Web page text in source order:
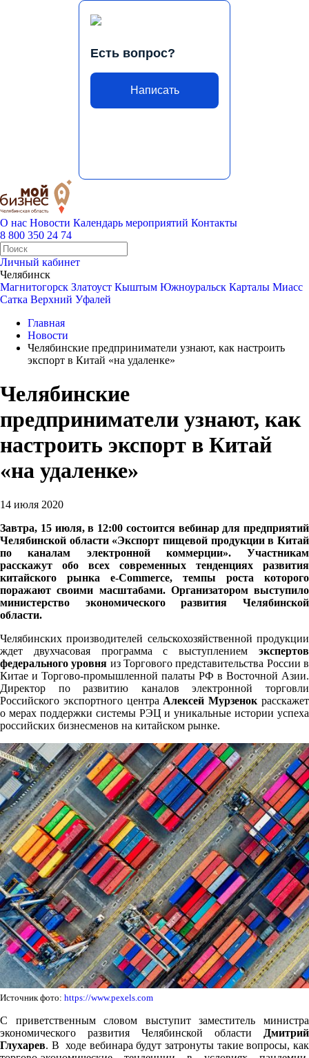
Есть вопрос?
Написать
О нас Новости Календарь мероприятий Контакты
8 800 350 24 74
Личный кабинет
Челябинск
Магнитогорск Златоуст Кыштым Южноуральск Карталы Миасс
Сатка Верхний Уфалей
Главная
Новости
Челябинские предприниматели узнают, как настроить
экспорт в Китай «на удаленке»
Челябинские
предприниматели узнают, как
настроить экспорт в Китай
«на удаленке»
14 июля 2020
Завтра, 15 июля, в 12:00 состоится вебинар для предприятий
Челябинской области «Экспорт пищевой продукции в Китай
по каналам электронной коммерции». Участникам
расскажут обо всех современных тенденциях развития
китайского рынка e-Commerce, темпы роста которого
поражают своими масштабами. Организатором выступило
министерство экономического развития Челябинской
области.
Челябинских производителей сельскохозяйственной продукции
ждет двухчасовая программа с выступлением экспертов
федерального уровня из Торгового представительства России в
Китае и Торгово-промышленной палаты РФ в Восточной Азии.
Директор по развитию каналов электронной торговли
Российского экспортного центра Алексей Мурзенокрасскажет
о мерах поддержки системы РЭЦ и уникальные истории успеха
российских бизнесменов на китайском рынке.
Источник фото: https://www.pexels.com
С приветственным словом выступит заместитель министра
экономического развития Челябинской области
Дмитрий
Глухарев. В ходе вебинара будут затронуты такие вопросы, как